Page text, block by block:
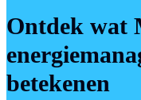
Ontdek wat
betekenen